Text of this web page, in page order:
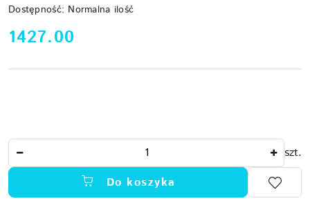
Dostępność: Normalna ilość
cena:
1427.00
szt.
Do koszyka